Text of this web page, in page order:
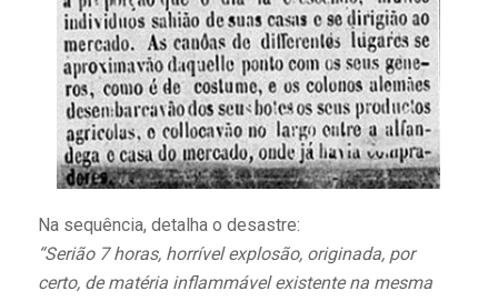
Na sequência, detalha o desastre:
“Serião 7 horas, horrível explosão, originada, por
certo, de matéria inflammável existente na mesma